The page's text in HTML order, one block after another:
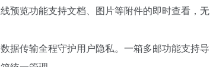
预览功能支持文档、图片等附件的即时查看，无
据传输全程守护用户隐私。一箱多邮功能支持导